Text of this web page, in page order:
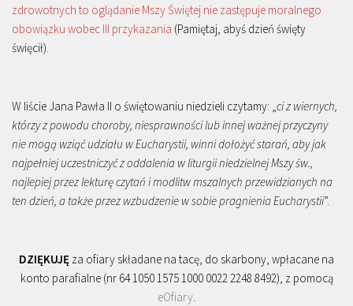
zdrowotnych to oglądanie Mszy Świętej nie zastępuje moralnego
obowiązku wobec III przykazania (Pamiętaj, abyś dzień święty
święcił).
W liście Jana Pawła II o świętowaniu niedzieli czytamy: „ci z wiernych,
którzy z powodu choroby, niesprawności lub innej ważnej przyczyny
nie mogą wziąć udziału w Eucharystii, winni dołożyć starań, aby jak
najpełniej uczestniczyć z oddalenia w liturgii niedzielnej Mszy św.,
najlepiej przez lekturę czytań i modlitw mszalnych przewidzianych na
ten dzień, a także przez wzbudzenie w sobie pragnienia Eucharystii”.
DZIĘKUJĘ za ofiary składane na tacę, do skarbony, wpłacane na
konto parafialne (nr 64 1050 1575 1000 0022 2248 8492), z pomocą
eOfiary.